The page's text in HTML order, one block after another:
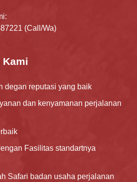
(Call/Wa)
Kami
degan reputasi yang baik
dan kenyamanan perjalanan
Fasilitas standartnya
Safari badan usaha perjalanan